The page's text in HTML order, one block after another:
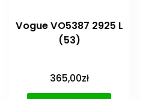
Vogue VO5387 2925 L
(53)
365,00zł